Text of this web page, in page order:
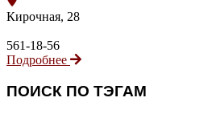
Кирочная, 28
561-18-56
Подробнее
ПОИСК ПО ТЭГАМ